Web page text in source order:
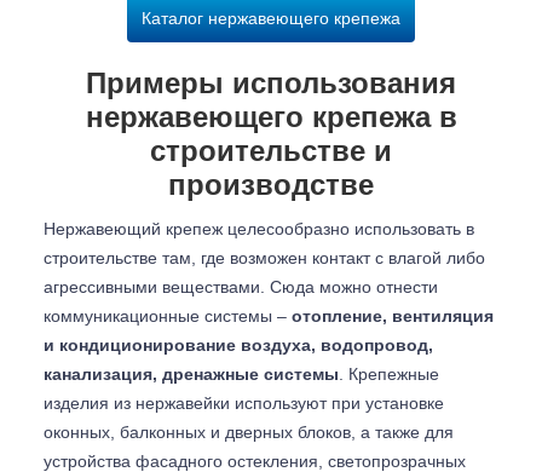
Каталог нержавеющего крепежа
Примеры использования
нержавеющего крепежа в
строительстве и
производстве
Нержавеющий крепеж целесообразно использовать в
строительстве там, где возможен контакт с влагой либо
агрессивными веществами. Сюда можно отнести
коммуникационные системы – отопление, вентиляция
и кондиционирование воздуха, водопровод,
канализация, дренажные системы . Крепежные
изделия из нержавейки используют при установке
оконных, балконных и дверных блоков, а также для
устройства фасадного остекления, светопрозрачных